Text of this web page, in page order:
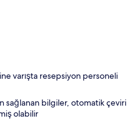
varışta resepsiyon personeli
sağlanan bilgiler, otomatik çeviri
olabilir